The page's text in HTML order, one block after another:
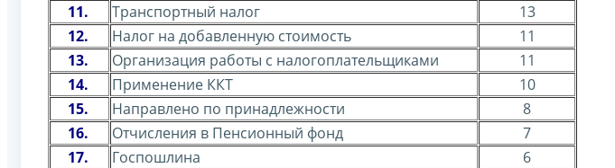
11.
Транспортный налог
13
12.
Налог на добавленную стоимость
11
13.
Организация работы с налогоплательщиками
11
14.
Применение ККТ
10
15.
Направлено по принадлежности
8
16.
Отчисления в Пенсионный фонд
7
17.
Госпошлина
6